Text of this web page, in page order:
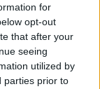
for
opt-out
that after your
seeing
utilized by
parties prior to